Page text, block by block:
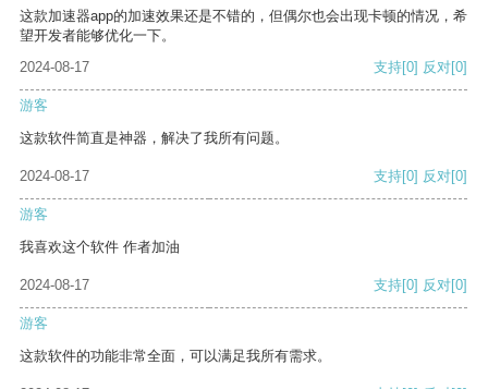
这款加速器app的加速效果还是不错的，但偶尔也会出现卡顿的情况，希
望开发者能够优化一下。
2024-08-17
支持[0] 反对[0]
游客
这款软件简直是神器，解决了我所有问题。
2024-08-17 支持[0] 反对[0]
游客
我喜欢这个软件 作者加油
2024-08-17 支持[0] 反对[0]
游客
这款软件的功能非常全面，可以满足我所有需求。